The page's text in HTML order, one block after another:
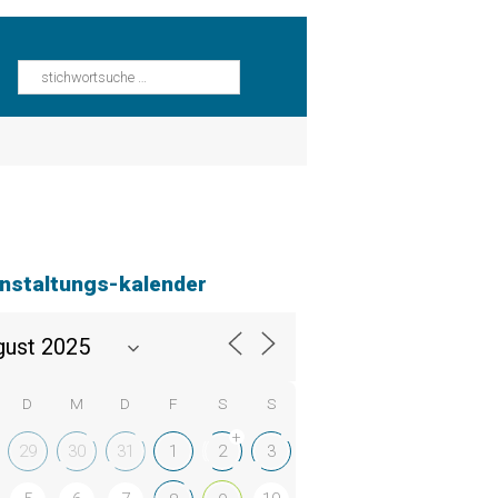
kalender
D M D F S S
29 30 31 1 2
+
3